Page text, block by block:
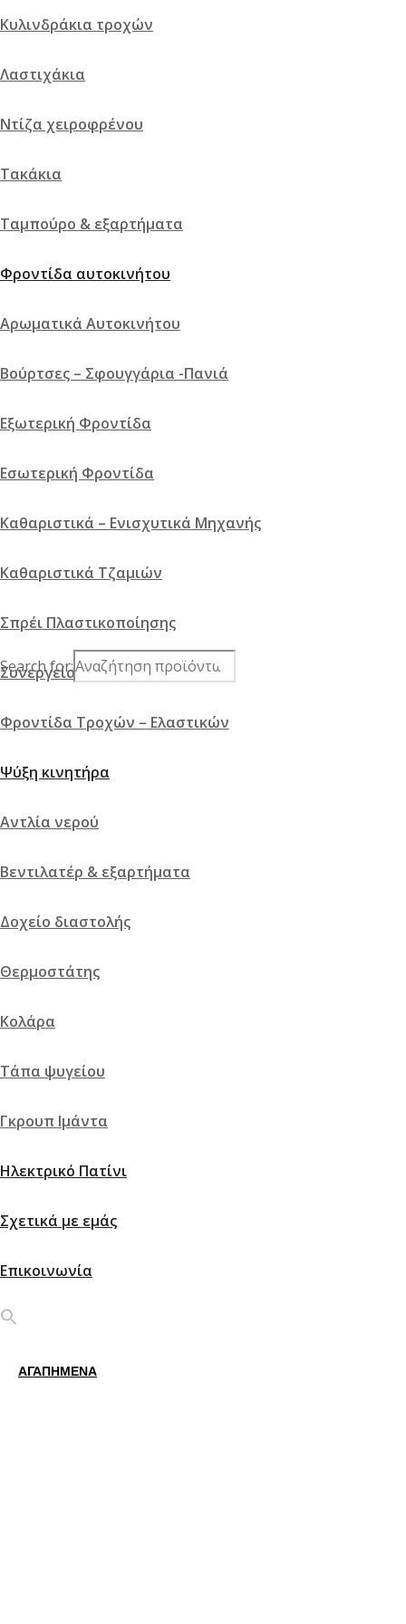
Κυλινδράκια τροχών
Λαστιχάκια
Ντίζα χειροφρένου
Τακάκια
Ταμπούρο & εξαρτήματα
Φροντίδα αυτοκινήτου
Αρωματικά Αυτοκινήτου
Βούρτσες – Σφουγγάρια -Πανιά
Εξωτερική Φροντίδα
Εσωτερική Φροντίδα
Καθαριστικά – Ενισχυτικά Μηχανής
Καθαριστικά Τζαμιών
Σπρέι Πλαστικοποίησης
Συνεργεία
Φροντίδα Τροχών – Ελαστικών
Ψύξη κινητήρα
Αντλία νερού
Βεντιλατέρ & εξαρτήματα
Δοχείο διαστολής
Θερμοστάτης
Κολάρα
Τάπα ψυγείου
Γκρουπ Ιμάντα
Ηλεκτρικό Πατίνι
Σχετικά με εμάς
Επικοινωνία
ΑΓΑΠΗΜΕΝΑ
Add to cart
Content
Dimensions
Σύγκριση
Search for: